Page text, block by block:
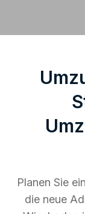
Planen Sie
die neue